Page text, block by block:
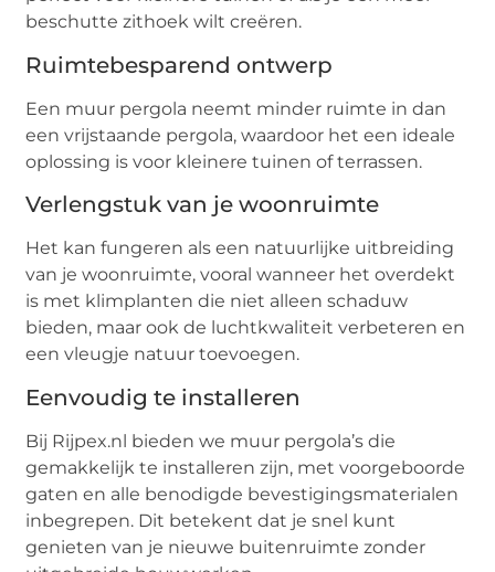
beschutte zithoek wilt creëren.
Ruimtebesparend ontwerp
Een muur pergola neemt minder ruimte in dan
een vrijstaande pergola, waardoor het een ideale
oplossing is voor kleinere tuinen of terrassen.
Verlengstuk van je woonruimte
Het kan fungeren als een natuurlijke uitbreiding
van je woonruimte, vooral wanneer het overdekt
is met klimplanten die niet alleen schaduw
bieden, maar ook de luchtkwaliteit verbeteren en
een vleugje natuur toevoegen.
Eenvoudig te installeren
Bij Rijpex.nl bieden we muur pergola’s die
gemakkelijk te installeren zijn, met voorgeboorde
gaten en alle benodigde bevestigingsmaterialen
inbegrepen. Dit betekent dat je snel kunt
genieten van je nieuwe buitenruimte zonder